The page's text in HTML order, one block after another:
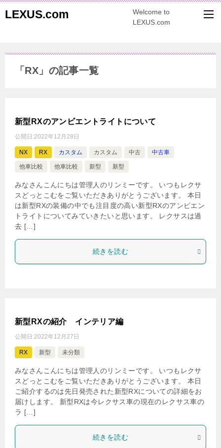
LEXUS.com
Welcome to
LEXUS.com
「RX」の記事一覧
新型RXのアンビエントライトについて
公開日:2022年12月28日
NX RX カスタム カスタム 中古 中古車
他車比較 他車比較 新型 新型
みなさんこんにちは管理人のリンミーです。 いつもレクサ
スどっとこむをご覧いただきありがとうございます。 本日
は新型RXの装備の中でも注目度の高い新型RXのアンビエン
トライトについてみていきたいと思います。 レクサスは過
去 […]
続きを読む
新型RXの紹介 インテリア編
公開日:2022年12月27日
RX 新型 未分類
みなさんこんにちは管理人のリンミーです。 いつもレクサ
スどっとこむをご覧いただきありがとうございます。 本日
ご紹介するのは先日発売された新型RXについての詳細をお
届けします。 新型RXは今レクサス車の現在のレクサス車の
ラ […]
続きを読む